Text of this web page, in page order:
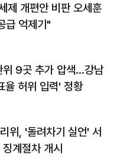
제 개편안 비판 오세훈
급 억제기"
위 9곳 추가 압색…강남
율 허위 입력' 정황
위, '돌려차기 실언' 서
계절차 개시